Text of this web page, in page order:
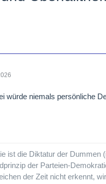
würde niemals persönliche
ist die Diktatur der Dummen (
der Parteien-
der Zeit nicht erkennt,